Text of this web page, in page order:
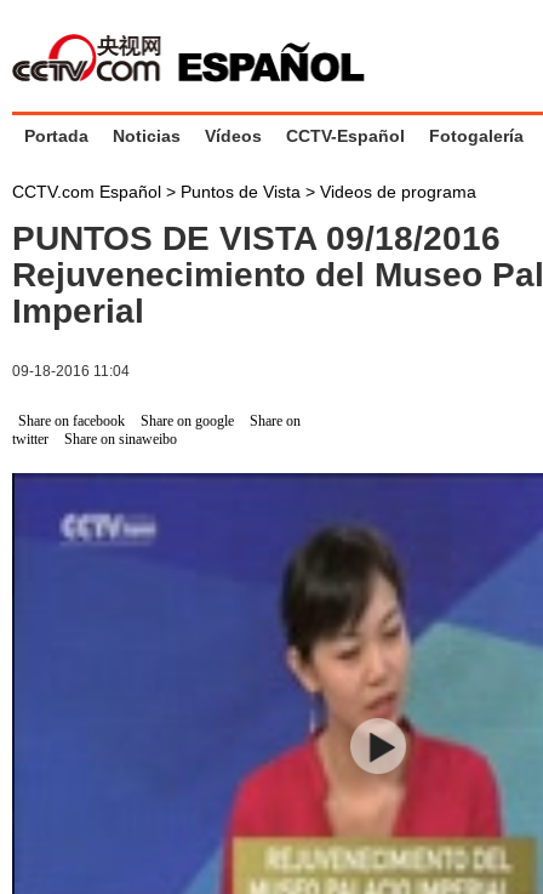
Portada Noticias Vídeos CCTV-Español Fotogalería
CCTV.com Español > Puntos de Vista > Videos de programa
PUNTOS DE VISTA 09/18/2016
Rejuvenecimiento del Museo
Imperial
09-18-2016 11:04
Share on facebook Share on google
Share on
twitter
Share on sinaweibo